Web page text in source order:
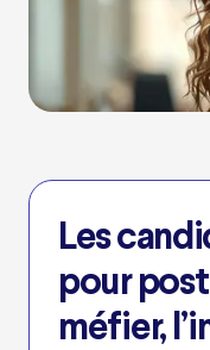
Les
pour
méfier,